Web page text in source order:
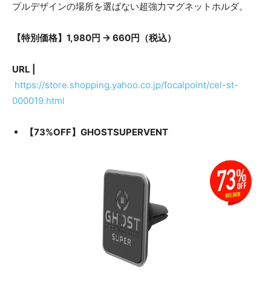
プルデザインの場所を選ばない超強力マグネットホルダ。
【特別価格】1,980円 → 660円（税込）
URL |
https://store.shopping.yahoo.co.jp/focalpoint/cel-st-
000019.html
【73%OFF】GHOSTSUPERVENT